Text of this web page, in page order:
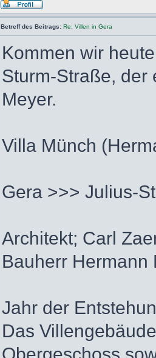
Betreff des Beitrags: Re: Villen in Gera
Kommen wir
Sturm-Straße, der
Meyer.
Villa Münch
Gera >>> Julius-
Architekt; Carl
Bauherr Hermann
Jahr der
Das